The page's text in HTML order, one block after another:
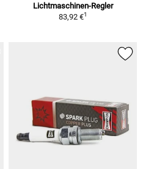
Lichtmaschinen-Regler
83,92 €1